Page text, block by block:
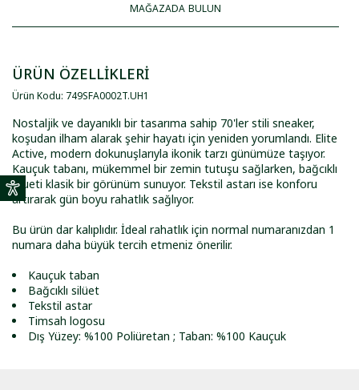
MAĞAZADA BULUN
ÜRÜN ÖZELLİKLERİ
Ürün Kodu: 749SFA0002T.UH1
Nostaljik ve dayanıklı bir tasarıma sahip 70'ler stili sneaker,
koşudan ilham alarak şehir hayatı için yeniden yorumlandı. Elite
Active, modern dokunuşlarıyla ikonik tarzı günümüze taşıyor.
Kauçuk tabanı, mükemmel bir zemin tutuşu sağlarken, bağcıklı
silueti klasik bir görünüm sunuyor. Tekstil astarı ise konforu
artırarak gün boyu rahatlık sağlıyor.
Bu ürün dar kalıplıdır. İdeal rahatlık için normal numaranızdan 1
numara daha büyük tercih etmeniz önerilir.
Kauçuk taban
Bağcıklı silüet
Tekstil astar
Timsah logosu
Dış Yüzey: %100 Poliüretan ; Taban: %100 Kauçuk